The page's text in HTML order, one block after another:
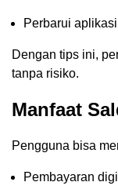
Perbarui
Dengan tips ini,
tanpa risiko.
Manfaat
Pengguna bisa
Pembayaran